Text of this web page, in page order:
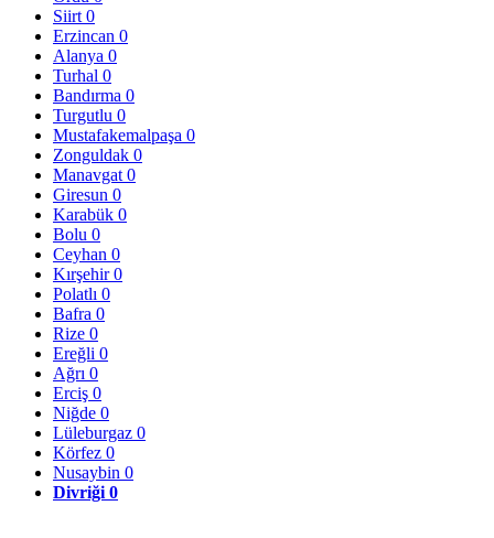
Siirt 0
Erzincan 0
Alanya 0
Turhal 0
Bandırma 0
Turgutlu 0
Mustafakemalpaşa 0
Zonguldak 0
Manavgat 0
Giresun 0
Karabük 0
Bolu 0
Ceyhan 0
Kırşehir0
Polatlı 0
Bafra 0
Rize 0
Ereğli 0
Ağrı 0
Erciş 0
Niğde 0
Lüleburgaz 0
Körfez 0
Nusaybin 0
Divriği 0